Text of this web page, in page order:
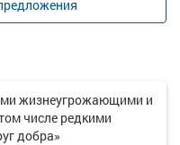
жизнеугрожающими и
числе редкими
добра»